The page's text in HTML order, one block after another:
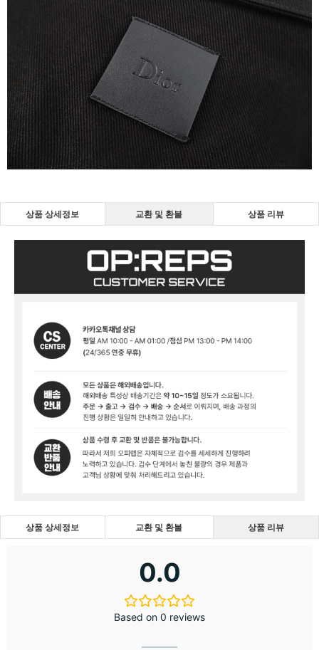
상품 상세정보 교환 및 환불 상품 리뷰
상품 상세정보 교환 및 환불 상품 리뷰
0.0
Based on 0 reviews